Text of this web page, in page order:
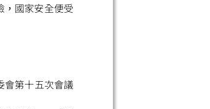
，國家安全便受
會第十五次會議